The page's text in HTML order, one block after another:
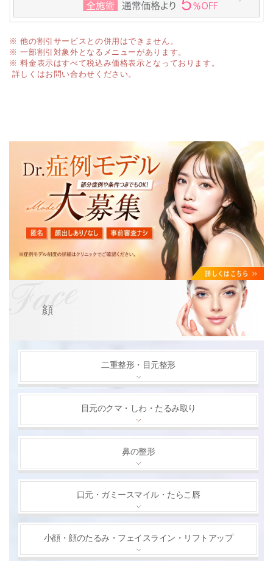
※ 他の割引サービスとの併用はできません。
※ 一部割引対象外となるメニューがあります。
※ 料金表示はすべて税込み価格表示となっております。
詳しくはお問い合わせください。
顔
二重整形・目元整形
目元のクマ・しわ・たるみ取り
鼻の整形
口元・ガミースマイル・たらこ唇
小顔・顔のたるみ・フェイスライン・リフトアップ